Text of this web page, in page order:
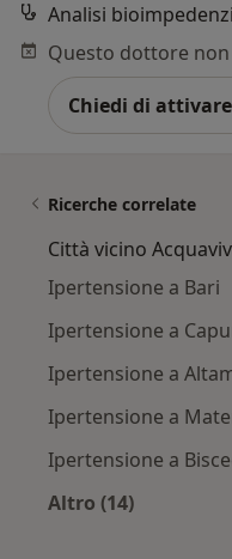
Chiedi di
Ricerche correlate
Città vicino
Ipertensione a Bari
Ipertensione a
Ipertensione a
Ipertensione a
Ipertensione a
Altro (14)